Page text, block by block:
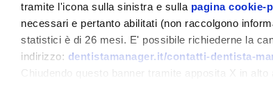
tramite l'icona sulla sinistra e sulla pagina cookie-
necessari e pertanto abilitati (non raccolgono
statistici è di 26 mesi. E' possibile richiederne la
indirizzo: dentistamanager.it/contatti-dentista-
Chiudendo questo banner tramite apposita X in
Categorie